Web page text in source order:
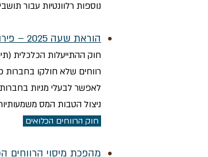
נוספות רלוונטיות עבור
הוראת שעה 2025 – פירוק חברה והעברת נכסים – תיקון 277 לפקודה
לאפשר לבעלי מניות
ניצול הטבות המס
חוק הרווחים הכלואים
מהפכת מיסוי הרווחים